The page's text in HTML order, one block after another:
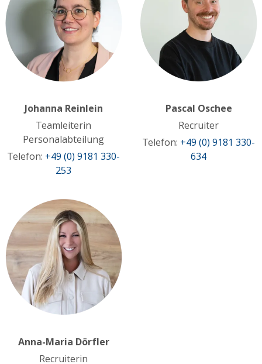
Johanna Reinlein
Teamleiterin
Personalabteilung
Telefon: +49 (0) 9181 330-
253
Pascal Oschee
Recruiter
Telefon: +49 (0) 9181 330-
634
Anna-Maria Dörfler
Recruiterin